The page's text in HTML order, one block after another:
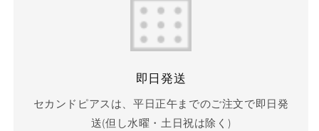
即日発送
セカンドピアスは、平日正午までのご注文で即日発
送(但し水曜・土日祝は除く)